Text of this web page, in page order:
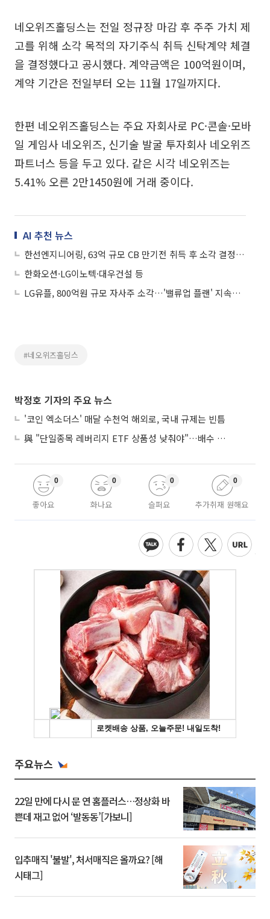
네오위즈홀딩스는 전일 정규장 마감 후 주주 가치 제
고를 위해 소각 목적의 자기주식 취득 신탁계약 체결
을 결정했다고 공시했다. 계약금액은 100억원이며,
계약 기간은 전일부터 오는 11월 17일까지다.
한편 네오위즈홀딩스는 주요 자회사로 PC·콘솔·모바
일 게임사 네오위즈, 신기술 발굴 투자회사 네오위즈
파트너스 등을 두고 있다. 같은 시각 네오위즈는
5.41% 오른 2만1450원에 거래 중이다.
AI 추천 뉴스
한선엔지니어링, 63억 규모 CB 만기전 취득 후 소각 결정 소식에 상승세
한화오션·LG이노텍·대우건설 등
LG유플, 800억원 규모 자사주 소각…'밸류업 플랜' 지속한다
#네오위즈홀딩스
박정호 기자의 주요 뉴스
'코인 엑소더스' 매달 수천억 해외로, 국내 규제는 빈틈
與 "단일종목 레버리지 ETF 상품성 낮춰야"…배수 조정안도 거론
좋아요
0
화나요
0
슬퍼요
0
추가취재 원해요
0
주요뉴스
22일 만에 다시 문 연 홈플러스…정상화 바
쁜데 재고 없어 ‘발동동’[가보니]
입추매직 '불발', 처서매직은 올까요? [해
시태그]